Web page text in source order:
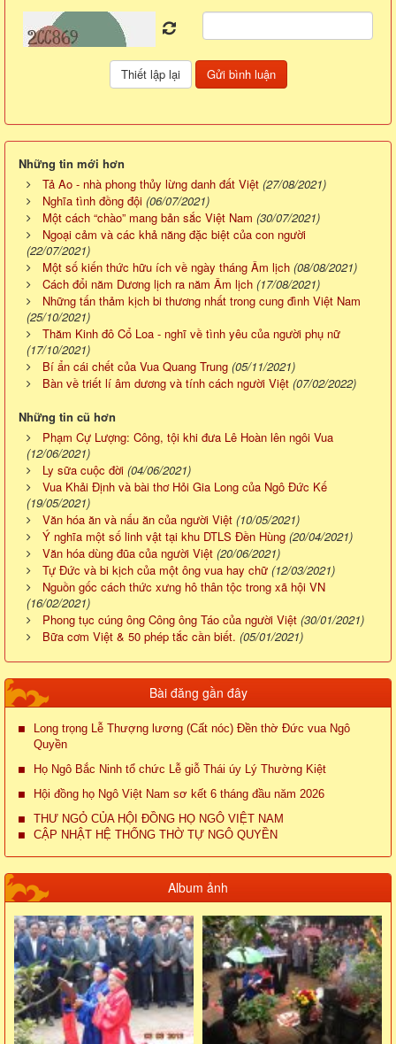
Những tin mới hơn
Tả Ao - nhà phong thủy lừng danh đất Việt (27/08/2021)
Nghĩa tình đồng đội (06/07/2021)
Một cách “chào” mang bản sắc Việt Nam (30/07/2021)
Ngoại cảm và các khả năng đặc biệt của con người
(22/07/2021)
Một số kiến thức hữu ích về ngày tháng Âm lịch (08/08/2021)
Cách đổi năm Dương lịch ra năm Âm lịch (17/08/2021)
Những tấn thảm kịch bi thương nhất trong cung đình Việt Nam
(25/10/2021)
Thăm Kinh đô Cổ Loa - nghĩ về tình yêu của người phụ nữ
(17/10/2021)
Bí ẩn cái chết của Vua Quang Trung (05/11/2021)
Bàn về triết lí âm dương và tính cách người Việt (07/02/2022)
Những tin cũ hơn
Phạm Cự Lượng: Công, tội khi đưa Lê Hoàn lên ngôi Vua
(12/06/2021)
Ly sữa cuộc đời (04/06/2021)
Vua Khải Định và bài thơ Hỏi Gia Long của Ngô Đức Kế
(19/05/2021)
Văn hóa ăn và nấu ăn của người Việt (10/05/2021)
Ý nghĩa một số linh vật tại khu DTLS Đền Hùng (20/04/2021)
Văn hóa dùng đũa của người Việt (20/06/2021)
Tự Đức và bi kịch của một ông vua hay chữ (12/03/2021)
Nguồn gốc cách thức xưng hô thân tộc trong xã hội VN
(16/02/2021)
Phong tục cúng ông Công ông Táo của người Việt (30/01/2021)
Bữa cơm Việt & 50 phép tắc cần biết. (05/01/2021)
Bài đăng gần đây
Long trọng Lễ Thượng lương (Cất nóc) Đền thờ Đức vua Ngô
Quyền
Họ Ngô Bắc Ninh tổ chức Lễ giỗ Thái úy Lý Thường Kiệt
Hội đồng họ Ngô Việt Nam sơ kết 6 tháng đầu năm 2026
THƯ NGỎ CỦA HỘI ĐỒNG HỌ NGÔ VIỆT NAM
CẬP NHẬT HỆ THỐNG THỜ TỰ NGÔ QUYỀN
Album ảnh